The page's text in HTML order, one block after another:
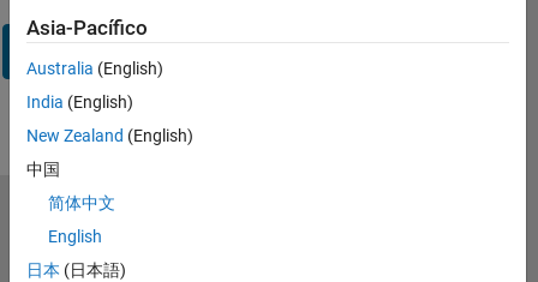
Iniciar
sesión
Asia-Pacífico
Australia (English)
India (English)
New Zealand (English)
中国
简体中文
English
日本 (日本語)
Seleccione un país/idioma
América
Latina